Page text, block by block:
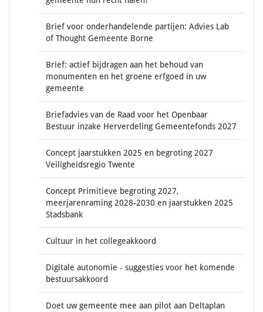
Brief voor onderhandelende partijen: Advies Lab
of Thought Gemeente Borne
Brief: actief bijdragen aan het behoud van
monumenten en het groene erfgoed in uw
gemeente
Briefadvies van de Raad voor het Openbaar
Bestuur inzake Herverdeling Gemeentefonds 2027
Concept jaarstukken 2025 en begroting 2027
Veiligheidsregio Twente
Concept Primitieve begroting 2027,
meerjarenraming 2028-2030 en jaarstukken 2025
Stadsbank
Cultuur in het collegeakkoord
Digitale autonomie - suggesties voor het komende
bestuursakkoord
Doet uw gemeente mee aan pilot aan Deltaplan